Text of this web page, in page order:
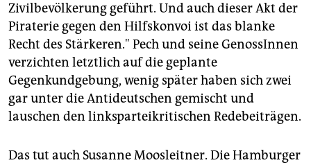
Zivilbevölkerung geführt. Und auch dieser Akt der
Piraterie gegen den Hilfskonvoi ist das blanke
Recht des Stärkeren." Pech und seine GenossInnen
verzichten letztlich auf die geplante
Gegenkundgebung, wenig später haben sich zwei
gar unter die Antideutschen gemischt und
lauschen den linksparteikritischen Redebeiträgen.
Das tut auch Susanne Moosleitner. Die Hamburger